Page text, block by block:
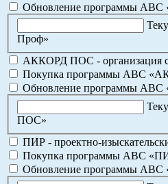
Обновление программы
Проф»
АККОРД ПОС - организация
Покупка программы АВС
Обновление программы
ПОС»
ПИР - проектно-
Покупка программы АВС
Обновление программы АВС